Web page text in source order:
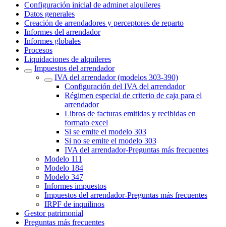
Configuración inicial de adminet alquileres
Datos generales
Creación de arrendadores y perceptores de reparto
Informes del arrendador
Informes globales
Procesos
Liquidaciones de alquileres
Impuestos del arrendador
IVA del arrendador (modelos 303-390)
Configuración del IVA del arrendador
Régimen especial de criterio de caja para el
arrendador
Libros de facturas emitidas y recibidas en
formato excel
Si se emite el modelo 303
Si no se emite el modelo 303
‎IVA del arrendador‎-Preguntas más frecuentes‎
Modelo 111
Modelo 184
Modelo 347
Informes impuestos
Impuestos del arrendador‎-Preguntas más frecuentes‎
IRPF de inquilinos
Gestor patrimonial
Preguntas más frecuentes